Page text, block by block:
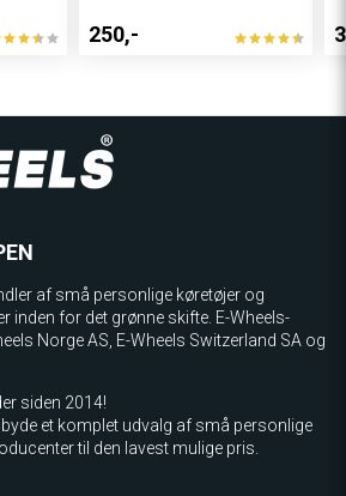
250,-
af små personlige køretøjer og
inden for det grønne skifte. E-Wheels-
Norge AS, E­-Wheels Switzerland SA og
siden 2014!
et komplet udvalg af små personlige
til den lavest mulige pris.